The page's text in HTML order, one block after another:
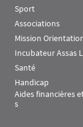
Sport
Associations
Mission
Incubateur Assas
Santé
Handicap
Aides financières
s